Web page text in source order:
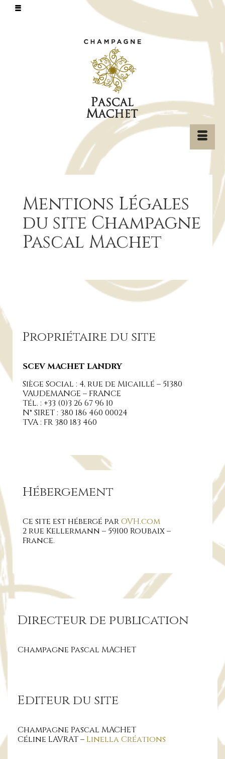
Mentions Légales
du site Champagne
Pascal Machet
Propriétaire du site
SCEV MACHET LANDRY
Siège Social : 4, rue de Micaillé – 51380
VAUDEMANGE – FRANCE
Tél. : +33 (0)3 26 67 96 10
N° SIRET : 380 186 460 00024
TVA : FR 380 183 460
Hébergement
Ce site est hébergé parOVH.com
2 rue Kellermann – 59100 Roubaix –
France.
Directeur de publication
Champagne Pascal MACHET
Editeur du site
Champagne Pascal MACHET
Céline LAVRAT – Linella Créations